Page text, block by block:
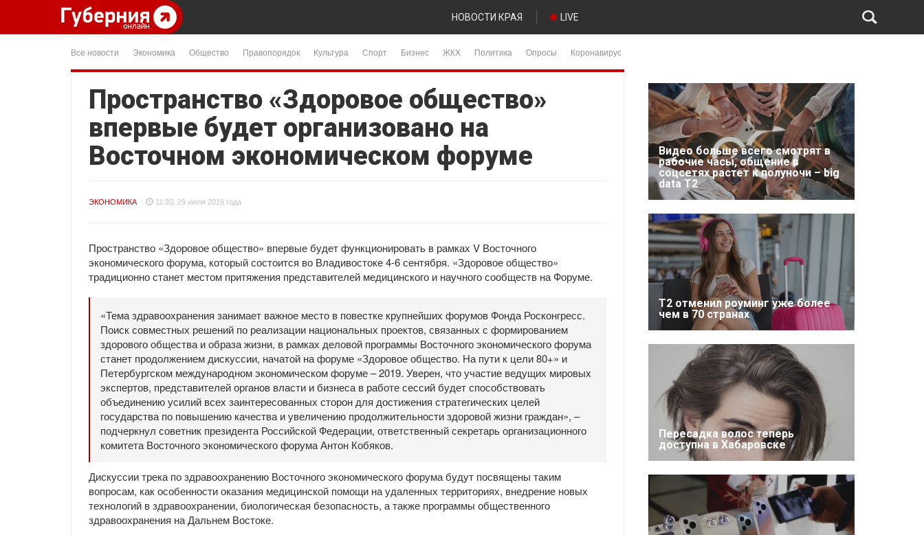
НОВОСТИ КРАЯ LIVE
Все новости Экономика Общество Правопорядок Культура Спорт Бизнес ЖКХ Политика Опросы Коронавирус
Пространство «Здоровое общество»
впервые будет организовано на
Восточном экономическом форуме
ЭКОНОМИКА 11:20, 29 июля 2019 года
Пространство «Здоровое общество» впервые будет функционировать в рамках V Восточного
экономического форума, который состоится во Владивостоке 4-6 сентября. «Здоровое общество»
традиционно станет местом притяжения представителей медицинского и научного сообществ на Форуме.
«Тема здравоохранения занимает важное место в повестке крупнейших форумов Фонда Росконгресс.
Поиск совместных решений по реализации национальных проектов, связанных с формированием
здорового общества и образа жизни, в рамках деловой программы Восточного экономического форума
станет продолжением дискуссии, начатой на форуме «Здоровое общество. На пути к цели 80+» и
Петербургском международном экономическом форуме – 2019. Уверен, что участие ведущих мировых
экспертов, представителей органов власти и бизнеса в работе сессий будет способствовать
объединению усилий всех заинтересованных сторон для достижения стратегических целей
государства по повышению качества и увеличению продолжительности здоровой жизни граждан», –
подчеркнул советник президента Российской Федерации, ответственный секретарь организационного
комитета Восточного экономического форума Антон Кобяков.
Дискуссии трека по здравоохранению Восточного экономического форума будут посвящены таким
вопросам, как особенности оказания медицинской помощи на удаленных территориях, внедрение новых
технологий в здравоохранении, биологическая безопасность, а также программы общественного
здравоохранения на Дальнем Востоке.
Видео больше всего смотрят в
рабочие часы, общение в
соцсетях растет к полуночи – big
data T2
Т2 отменил роуминг уже более
чем в 70 странах
Пересадка волос теперь
доступна в Хабаровске